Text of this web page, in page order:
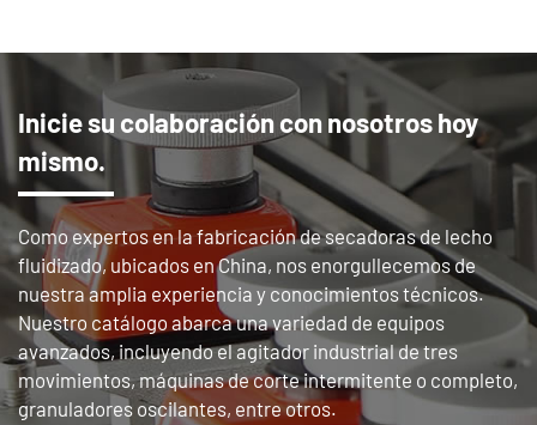
Inicie su colaboración con nosotros hoy
mismo.
Como expertos en la fabricación de secadoras de lecho
fluidizado, ubicados en China, nos enorgullecemos de
nuestra amplia experiencia y conocimientos técnicos.
Nuestro catálogo abarca una variedad de equipos
avanzados, incluyendo el agitador industrial de tres
movimientos, máquinas de corte intermitente o completo,
granuladores oscilantes, entre otros.